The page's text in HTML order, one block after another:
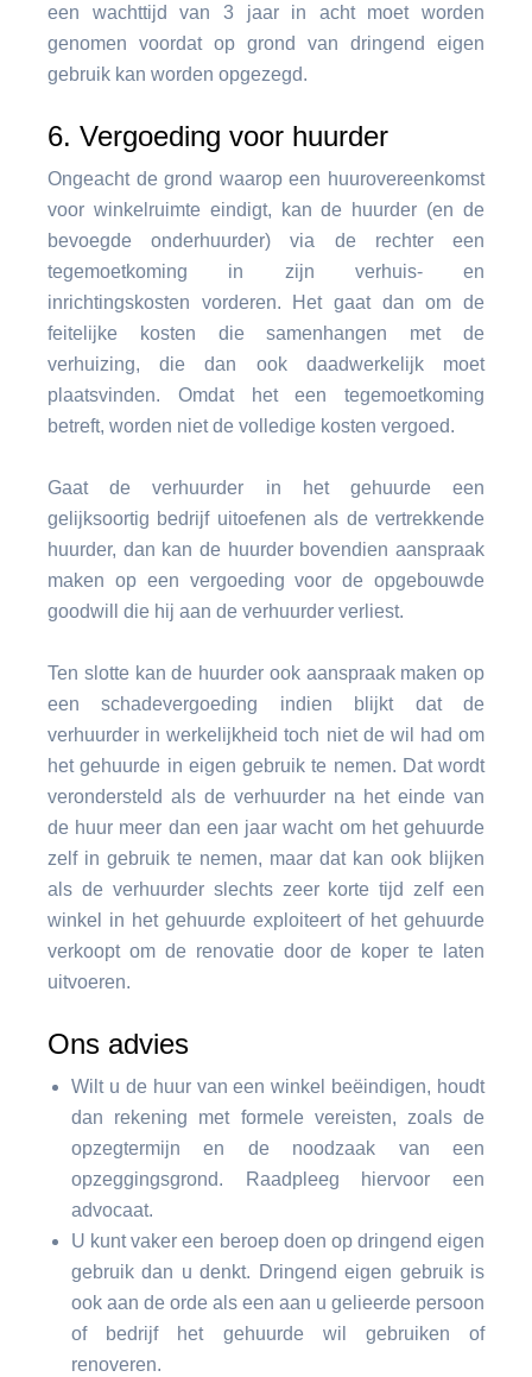
een wachttijd van 3 jaar in acht moet worden
genomen voordat op grond van dringend eigen
gebruik kan worden opgezegd.
6. Vergoeding voor huurder
Ongeacht de grond waarop een huurovereenkomst
voor winkelruimte eindigt, kan de huurder (en de
bevoegde onderhuurder) via de rechter een
tegemoetkoming in zijn verhuis- en
inrichtingskosten vorderen. Het gaat dan om de
feitelijke kosten die samenhangen met de
verhuizing, die dan ook daadwerkelijk moet
plaatsvinden. Omdat het een tegemoetkoming
betreft, worden niet de volledige kosten vergoed.
Gaat de verhuurder in het gehuurde een
gelijksoortig bedrijf uitoefenen als de vertrekkende
huurder, dan kan de huurder bovendien aanspraak
maken op een vergoeding voor de opgebouwde
goodwill die hij aan de verhuurder verliest.
Ten slotte kan de huurder ook aanspraak maken op
een schadevergoeding indien blijkt dat de
verhuurder in werkelijkheid toch niet de wil had om
het gehuurde in eigen gebruik te nemen. Dat wordt
verondersteld als de verhuurder na het einde van
de huur meer dan een jaar wacht om het gehuurde
zelf in gebruik te nemen, maar dat kan ook blijken
als de verhuurder slechts zeer korte tijd zelf een
winkel in het gehuurde exploiteert of het gehuurde
verkoopt om de renovatie door de koper te laten
uitvoeren.
Ons advies
Wilt u de huur van een winkel beëindigen, houdt
dan rekening met formele vereisten, zoals de
opzegtermijn en de noodzaak van een
opzeggingsgrond. Raadpleeg hiervoor een
advocaat.
U kunt vaker een beroep doen op dringend eigen
gebruik dan u denkt. Dringend eigen gebruik is
ook aan de orde als een aan u gelieerde persoon
of bedrijf het gehuurde wil gebruiken of
renoveren.